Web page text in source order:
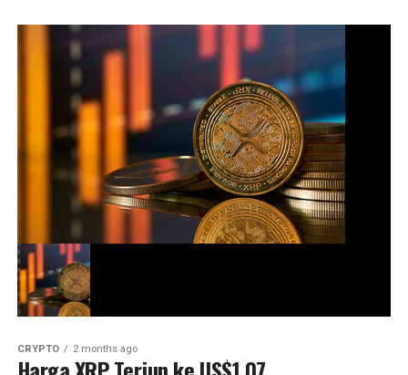
CRYPTO 2 months ago